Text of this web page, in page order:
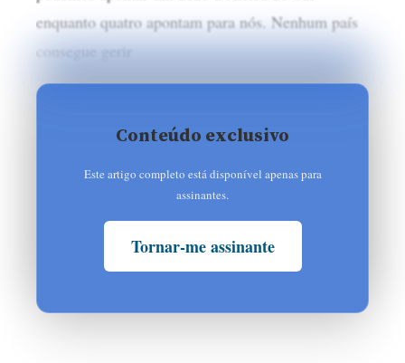
enquanto quatro apontam para nós. Nenhum país
consegue gerir
Conteúdo exclusivo
Este artigo completo está disponível apenas para
assinantes.
Tornar-me assinante